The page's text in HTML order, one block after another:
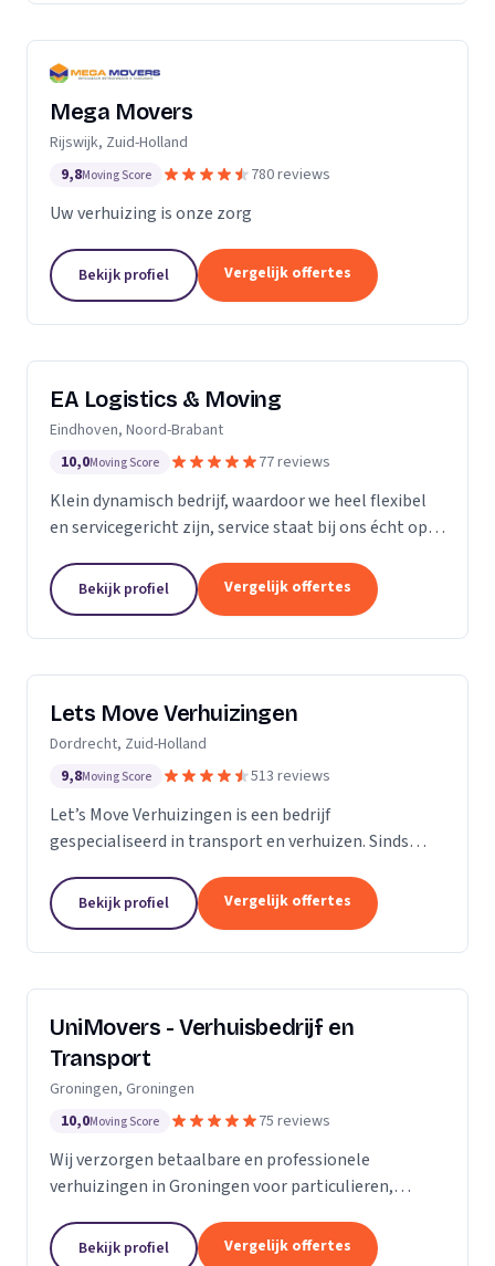
Mega Movers
Rijswijk, Zuid-Holland
9,8Moving Score 780 reviews
Uw verhuizing is onze zorg
Bekijk profiel Vergelijk offertes
EA Logistics & Moving
Eindhoven, Noord-Brabant
10,0Moving Score 77 reviews
Klein dynamisch bedrijf, waardoor we heel flexibel
en servicegericht zijn, service staat bij ons écht op
Bekijk profiel Vergelijk offertes
Lets Move Verhuizingen
Dordrecht, Zuid-Holland
9,8Moving Score 513 reviews
Let’s Move Verhuizingen is een bedrijf
gespecialiseerd in transport en verhuizen. Sinds
van de KvK. Door de toename van opdrachtgevers
hebben wij...
Bekijk profiel Vergelijk offertes
UniMovers - Verhuisbedrijf en
Transport
Groningen, Groningen
10,0Moving Score 75 reviews
Wij verzorgen betaalbare en professionele
verhuizingen in Groningen voor particulieren,
Bekijk profiel Vergelijk offertes